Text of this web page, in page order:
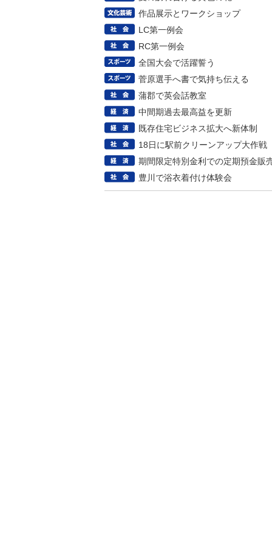
作品展示とワークショップ
LC第一例会
RC第一例会
全国大会で活躍誓う
菅原選手へ書で気持ち伝える
蒲郡で英会話教室
中間期過去最高益を更新
既存住宅ビジネス拡大へ新体制
18日に駅前クリーンアップ大作戦
期間限定特別金利での定期預金販
豊川で浴衣着付け体験会